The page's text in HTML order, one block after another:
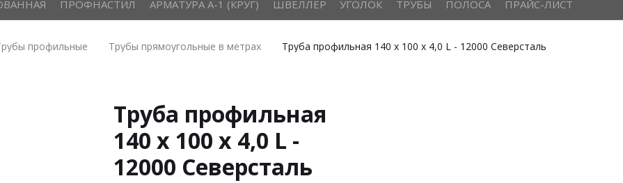
ПРОФНАСТИЛ АРМАТУРА А-1 (КРУГ) ШВЕЛЛЕР УГОЛОК ТРУБЫ ПОЛОСА ПРАЙС-ЛИСТ
профильные Трубы прямоугольные в метрах Труба профильная 140 х 100 х 4,0 L - 12000 Северсталь
Труба профильная
140 х 100 х 4,0 L -
12000 Северсталь